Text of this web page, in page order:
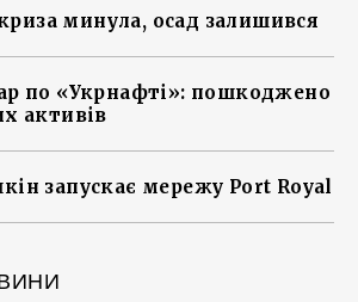
минула, осад залишився
по «Укрнафті»: пошкоджено
активів
запускає мережу Port Royal